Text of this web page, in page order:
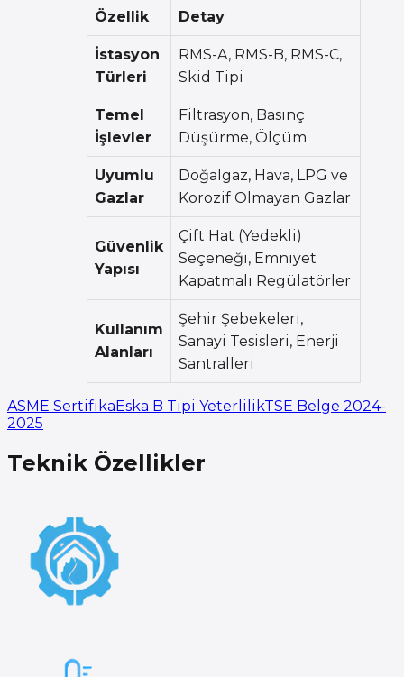
Özellik Detay
İstasyon
Türleri
RMS-A, RMS-B, RMS-C,
Skid Tipi
Temel
İşlevler
Filtrasyon, Basınç
Düşürme, Ölçüm
Uyumlu
Gazlar
Doğalgaz, Hava, LPG ve
Korozif Olmayan Gazlar
Güvenlik
Yapısı
Çift Hat (Yedekli)
Seçeneği, Emniyet
Kapatmalı Regülatörler
Kullanım
Alanları
Şehir Şebekeleri,
Sanayi Tesisleri, Enerji
Santralleri
ASME SertifikaEska B Tipi YeterlilikTSE Belge 2024-
2025
Teknik Özellikler